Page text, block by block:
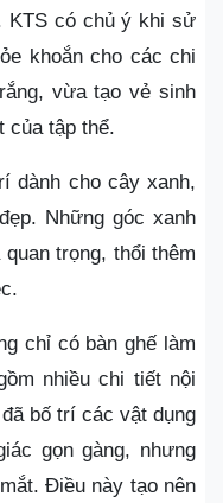
KTS có chủ ý khi sử
khoắn cho các chi
vừa tạo vẻ sinh
của tập thể.
dành cho cây xanh,
Những góc xanh
trọng, thổi thêm
chỉ có bàn ghế làm
nhiều chi tiết nội
bố trí các vật dụng
gọn gàng, nhưng
Điều này tạo nên